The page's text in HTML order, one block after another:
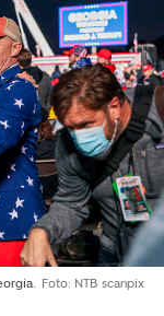
Foto: NTB scanpix